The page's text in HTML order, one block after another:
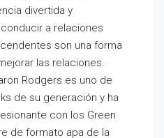
divertida y
a relaciones
son una forma
las relaciones.
Rodgers es uno de
de su generación y ha
con los Green
de formato apa de la